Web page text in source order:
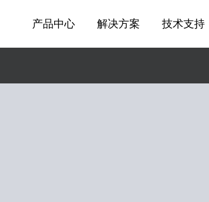
产品中心 解决方案 技术支持